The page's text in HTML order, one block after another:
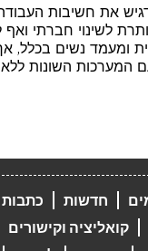
את חשיבות
לשינוי חברתי
ומעמד נשים בכלל, אך
השונות ללא
חדשות
כתבות
קואליציה וקישורים